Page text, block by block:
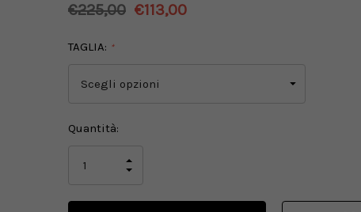
€225,00 €113,00
TAGLIA: *
Disponibilità
Quantità:
QUANTITÀ
AUMENTA
DI